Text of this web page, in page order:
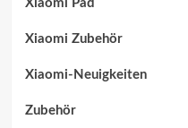
Xiaomi Pad
Xiaomi Zubehör
Xiaomi-Neuigkeiten
Zubehör